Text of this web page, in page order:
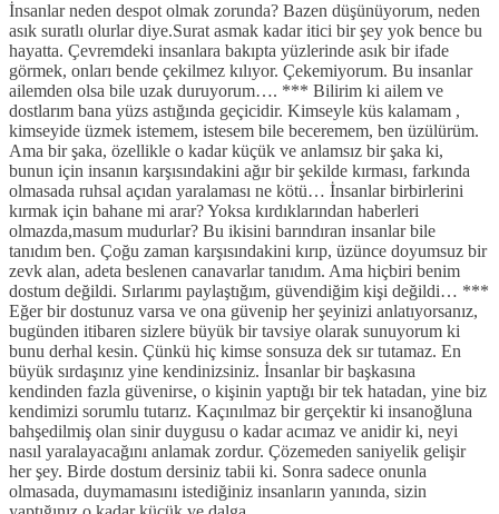
İnsanlar neden despot olmak zorunda? Bazen düşünüyorum, neden
asık suratlı olurlar diye.Surat asmak kadar itici bir şey yok bence bu
hayatta. Çevremdeki insanlara bakıpta yüzlerinde asık bir ifade
görmek, onları bende çekilmez kılıyor. Çekemiyorum. Bu insanlar
ailemden olsa bile uzak duruyorum…. *** Bilirim ki ailem ve
dostlarım bana yüzs astığında geçicidir. Kimseyle küs kalamam ,
kimseyide üzmek istemem, istesem bile beceremem, ben üzülürüm.
Ama bir şaka, özellikle o kadar küçük ve anlamsız bir şaka ki,
bunun için insanın karşısındakini ağır bir şekilde kırması, farkında
olmasada ruhsal açıdan yaralaması ne kötü… İnsanlar birbirlerini
kırmak için bahane mi arar? Yoksa kırdıklarından haberleri
olmazda,masum mudurlar? Bu ikisini barındıran insanlar bile
tanıdım ben. Çoğu zaman karşısındakini kırıp, üzünce doyumsuz bir
zevk alan, adeta beslenen canavarlar tanıdım. Ama hiçbiri benim
dostum değildi. Sırlarımı paylaştığım, güvendiğim kişi değildi… ***
Eğer bir dostunuz varsa ve ona güvenip her şeyinizi anlatıyorsanız,
bugünden itibaren sizlere büyük bir tavsiye olarak sunuyorum ki
bunu derhal kesin. Çünkü hiç kimse sonsuza dek sır tutamaz. En
büyük sırdaşınız yine kendinizsiniz. İnsanlar bir başkasına
kendinden fazla güvenirse, o kişinin yaptığı bir tek hatadan, yine biz
kendimizi sorumlu tutarız. Kaçınılmaz bir gerçektir ki insanoğluna
bahşedilmiş olan sinir duygusu o kadar acımaz ve anidir ki, neyi
nasıl yaralayacağını anlamak zordur. Çözemeden saniyelik gelişir
her şey. Birde dostum dersiniz tabii ki. Sonra sadece onunla
olmasada, duymamasını istediğiniz insanların yanında, sizin